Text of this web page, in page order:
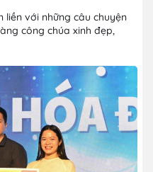
liền với những câu chuyện
công chúa xinh đẹp,